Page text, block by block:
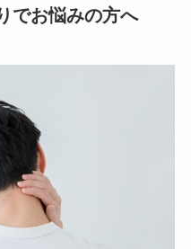
でお悩みの方へ